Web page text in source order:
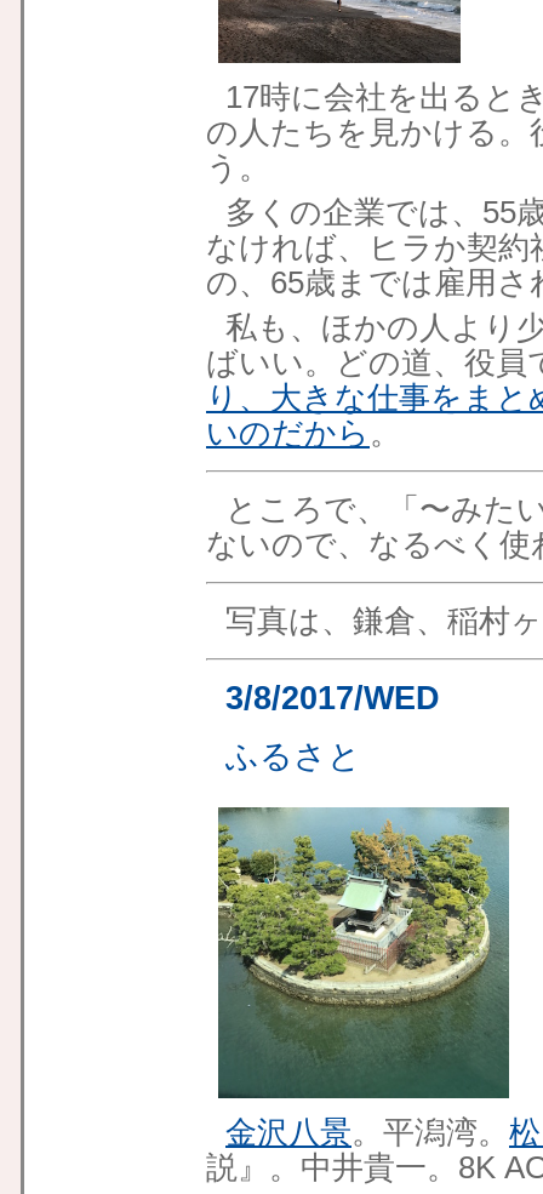
17時に会社を出ると
の人たちを見かける
う。
多くの企業では、55
なければ、ヒラか契約
の、65歳までは雇用さ
私も、ほかの人より
ばいい。どの道、役員
り、大きな仕事をま
いのだから 。
ところで、「〜みた
ないので、なるべく
写真は、鎌倉、稲村
3/8/2017/WED
ふるさと
金沢八景。平潟湾。
説』。中井貴一。8K